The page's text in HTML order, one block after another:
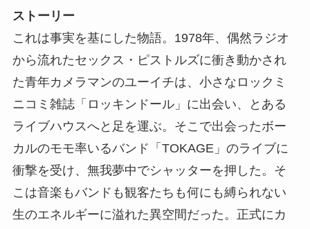
ストーリー
これは事実を基にした物語。1978年、偶然ラジオ
から流れたセックス・ピストルズに衝き動かされ
た青年カメラマンのユーイチは、小さなロックミ
ニコミ雑誌「ロッキンドール」に出会い、とある
ライブハウスへと足を運ぶ。そこで出会ったボー
カルのモモ率いるバンド「TOKAGE」のライブに
衝撃を受け、無我夢中でシャッターを押した。そ
こは音楽もバンドも観客たちも何にも縛られない
生のエネルギーに溢れた異空間だった。正式にカ